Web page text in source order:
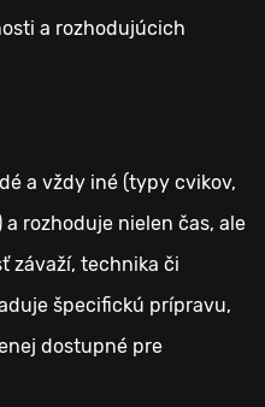
a rozhodujúcich
a vždy iné (typy cvikov,
rozhoduje nielen čas, ale
závaží, technika či
špecifickú prípravu,
dostupné pre